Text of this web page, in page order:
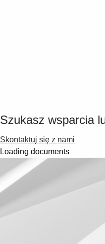
Szukasz wsparcia
Skontaktuj się z nami
Loading documents